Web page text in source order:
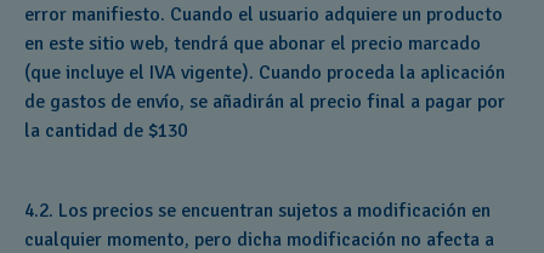
error manifiesto. Cuando el usuario adquiere un producto
en este sitio web, tendrá que abonar el precio marcado
(que incluye el IVA vigente). Cuando proceda la aplicación
de gastos de envío, se añadirán al precio final a pagar por
la cantidad de $130
4.2. Los precios se encuentran sujetos a modificación en
cualquier momento, pero dicha modificación no afecta a